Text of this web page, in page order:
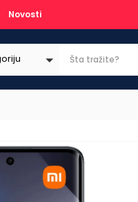
Novosti